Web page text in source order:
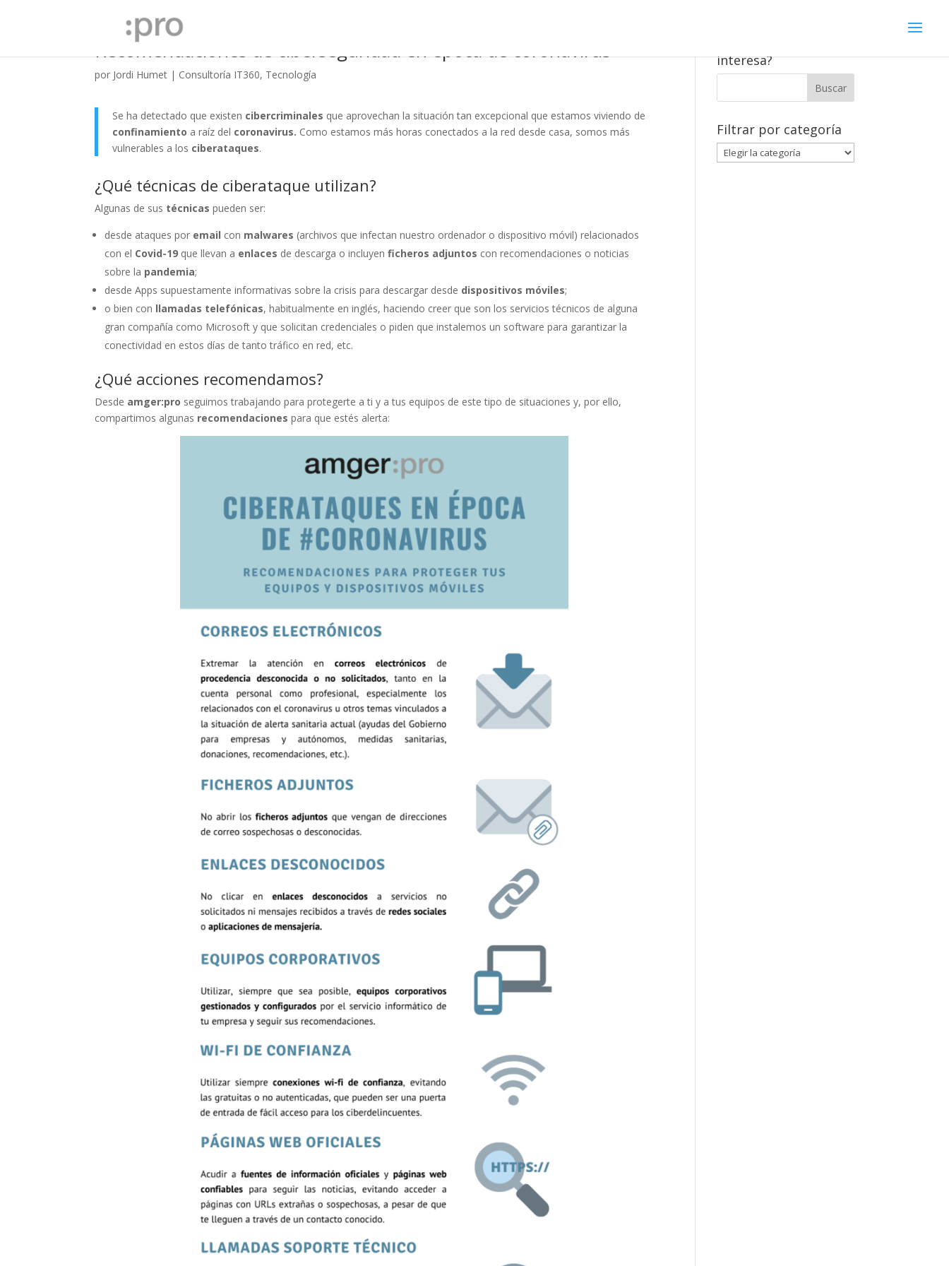
Recomendaciones de ciberseguridad en época de coronavirus
por Jordi Humet | Consultoría IT360, Tecnología
Se ha detectado que existen cibercriminales que aprovechan la situación tan excepcional que estamos viviendo de
confinamiento a raíz del coronavirus. Como estamos más horas conectados a la red desde casa, somos más
vulnerables a los ciberataques.
¿Qué técnicas de ciberataque utilizan?
Algunas de sus técnicas pueden ser:
desde ataques por email con malwares (archivos que infectan nuestro ordenador o dispositivo móvil) relacionados
con el Covid-19 que llevan a enlaces de descarga o incluyenficheros adjuntos con recomendaciones o noticias
sobre la pandemia;
desde Apps supuestamente informativas sobre la crisis para descargar desde dispositivos móviles;
o bien con llamadas telefónicas, habitualmente en inglés, haciendo creer que son los servicios técnicos de alguna
gran compañía como Microsoft y que solicitan credenciales o piden que instalemos un software para garantizar la
conectividad en estos días de tanto tráfico en red, etc.
¿Qué acciones recomendamos?
Desde amger:pro seguimos trabajando para protegerte a ti y a tus equipos de este tipo de situaciones y, por ello,
compartimos algunas recomendaciones para que estés alerta:
interesa?
Filtrar por categoría
Filtrar
por